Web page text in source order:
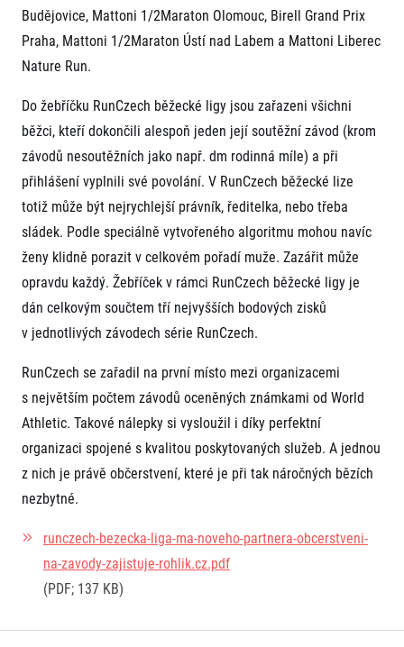
Mobilní aplikace RunCzech
Stáhněte si mobilní aplikaci RunCzech.
Individuální trénink
Skupinové tréninky
Firemní tréninky
Titulární partneři
Informace o webu
Všeobecné smluvní podmínky
Informace o cookies
Podmínky GDPR
© 2026 RunCzech s.r.o.
Budějovice, Mattoni 1/2Maraton Olomouc, Birell Grand Prix
Praha, Mattoni 1/2Maraton Ústí nad Labem a Mattoni Liberec
Nature Run.
Do žebříčku RunCzech běžecké ligy jsou zařazeni všichni
běžci, kteří dokončili alespoň jeden její soutěžní závod (krom
závodů nesoutěžních jako např. dm rodinná míle) a při
přihlášení vyplnili své povolání. V RunCzech běžecké lize
totiž může být nejrychlejší právník, ředitelka, nebo třeba
sládek. Podle speciálně vytvořeného algoritmu mohou navíc
ženy klidně porazit v celkovém pořadí muže. Zazářit může
opravdu každý. Žebříček v rámci RunCzech běžecké ligy je
dán celkovým součtem tří nejvyšších bodových zisků
v jednotlivých závodech série RunCzech.
RunCzech se zařadil na první místo mezi organizacemi
s největším počtem závodů oceněných známkami od World
Athletic. Takové nálepky si vysloužil i díky perfektní
organizaci spojené s kvalitou poskytovaných služeb. A jednou
z nich je právě občerstvení, které je při tak náročných bězích
nezbytné.
runczech-bezecka-liga-ma-noveho-partnera-obcerstveni-
na-zavody-zajistuje-rohlik.cz.pdf
(PDF; 137 KB)